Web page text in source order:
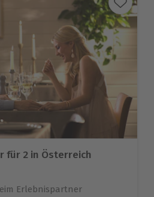
für 2 in Österreich
Erlebnispartner